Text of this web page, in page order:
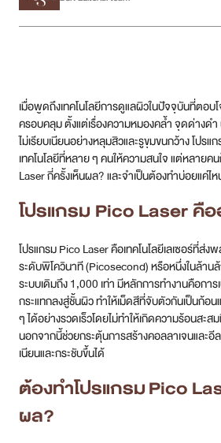
เคสรีวิว
บทความ
โปรโมชั่น
รายชื่อสาขา
สาขา Siam Paragon
สาขา Stadium One
สาขา Asoke
สาขา MRT สุทธิสาร
สาขา เซ็นทรัลปิ่นเกล้า
สาขา บางนา
เมื่อพูดถึงเทคโนโลยีการดูแลผิวในปัจจุบันที่ตอ
ครอบคลุม ตั้งแต่เรื่องความหมองคล้ำ จุดด่างด
ไม่เรียบเนียนอย่างหลุมสิวและรูขุมขนกว้าง โปรแ
เทคโนโลยีที่หลาย ๆ คนให้ความสนใจ แต่หลายค
Laser กี่ครั้งเห็นผล? และจำเป็นต้องทำบ่อยแค่
โปรแกรม Pico Laser คือ
โปรแกรม Pico Laser คือเทคโนโลยีเลเซอร์ที่ส่ง
ระดับพิโควินาที (Picosecond) หรือหนึ่งในล้านล้
ระบบเดิมถึง 1,000 เท่า มีหลักการทำงานคือการ
กระแทกลงสู่ชั้นผิว ทำให้เม็ดสีที่จับตัวกันเป็นก้อน
ๆ ได้อย่างรวดเร็วโดยไม่ทำให้เกิดความร้อนสะส
นอกจากนี้ช่วยกระตุ้นการสร้างคอลลาเจนและอี
เนียนและกระชับขึ้นได้
ต้องทำโปรแกรมPico
ผล?